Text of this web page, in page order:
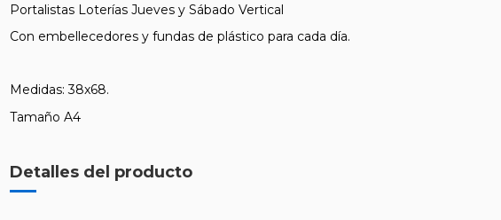
Portalistas Loterías Jueves y Sábado Vertical
Con embellecedores y fundas de plástico para cada día.
Medidas: 38x68.
Tamaño A4
Detalles del producto